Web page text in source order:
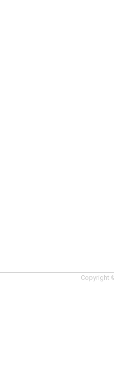
Copyright